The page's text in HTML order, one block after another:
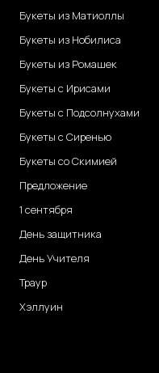
Букеты из Матиоллы
Букеты из Нобилиса
Букеты из Ромашек
Букеты с Ирисами
Букеты с Подсолнухами
Букеты с Сиренью
Букеты со Скимией
Предложение
1 сентября
День защитника
День Учителя
Траур
Хэллуин